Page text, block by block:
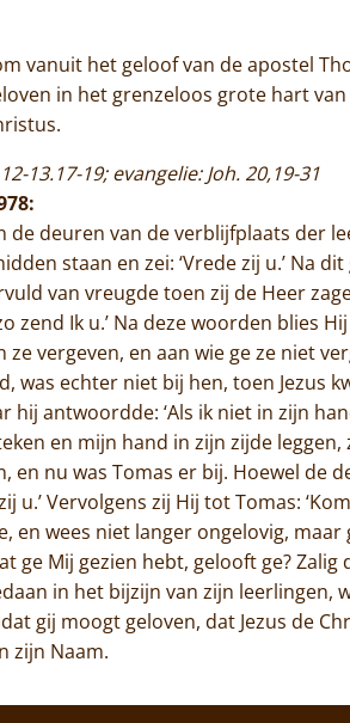
vanuit het geloof van de apostel
in het grenzeloos grote hart
13.17-19; evangelie: Joh. 20,19-31
de deuren van de verblijfplaats der
staan en zei: ‘Vrede zij u.’ Na
van vreugde toen zij de Heer
zend Ik u.’ Na deze woorden blies
vergeven, en aan wie ge ze niet
was echter niet bij hen, toen Jezus
hij antwoordde: ‘Als ik niet in zijn
en mijn hand in zijn zijde leggen,
nu was Tomas er bij. Hoewel de
u.’ Vervolgens zij Hij tot Tomas:
wees niet langer ongelovig, maar
ge Mij gezien hebt, gelooft ge?
in het bijzijn van zijn leerlingen,
gij moogt geloven, dat Jezus de
zijn Naam.